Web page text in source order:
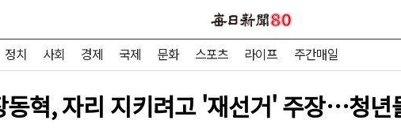
정치 사회 경제 국제 문화 스포츠 라이프 주간매일
동혁, 자리 지키려고 '재선거' 주장…청년